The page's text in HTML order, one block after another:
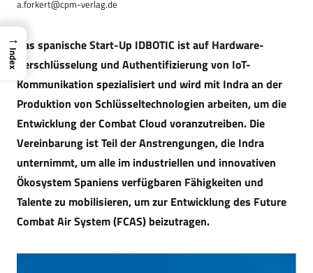
a.forkert@cpm-verlag.de
Das spanische Start-Up IDBOTIC ist auf Hardware-
Verschlüsselung und Authentifizierung von IoT-
Kommunikation spezialisiert und wird mit Indra an der
Produktion von Schlüsseltechnologien arbeiten, um die
Entwicklung der Combat Cloud voranzutreiben. Die
Vereinbarung ist Teil der Anstrengungen, die Indra
unternimmt, um alle im industriellen und innovativen
Ökosystem Spaniens verfügbaren Fähigkeiten und
Talente zu mobilisieren, um zur Entwicklung des Future
Combat Air System (FCAS) beizutragen.
→
Index